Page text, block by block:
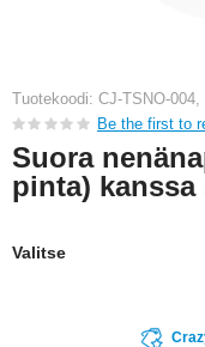
Tuotekoodi: CJ-TSNO-004,
Be the first to
Suora
pinta)
Valitse